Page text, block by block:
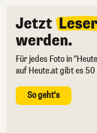
Jetzt
werden.
Für jedes Foto in
auf Heute.at gibt es 50
So geht's